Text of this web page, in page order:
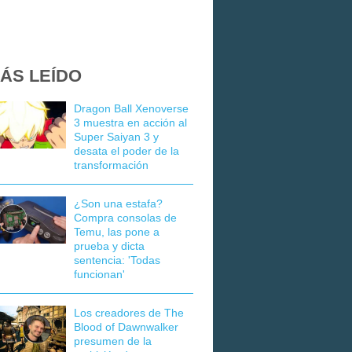
LEÍDO
Dragon Ball Xenoverse
3 muestra en acción al
Super Saiyan 3 y
desata el poder de la
transformación
¿Son una estafa?
Compra consolas de
Temu, las pone a
prueba y dicta
sentencia: 'Todas
funcionan'
Los creadores de The
Blood of Dawnwalker
presumen de la